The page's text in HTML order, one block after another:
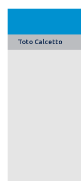
Toto Calcetto